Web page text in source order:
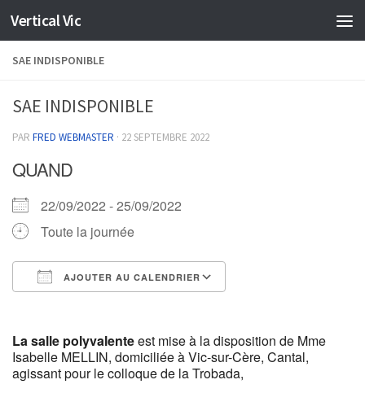
Skip to content
Vertical Vic
SAE INDISPONIBLE
SAE INDISPONIBLE
PAR FRED WEBMASTER · 22 SEPTEMBRE 2022
QUAND
22/09/2022 - 25/09/2022
Toute la journée
AJOUTER AU CALENDRIER
Lasalle polyvalenteest mise à la disposition de Mme
Isabelle MELLIN, domiciliée à Vic-sur-Cère, Cantal,
agissant pour le colloque de la Trobada,